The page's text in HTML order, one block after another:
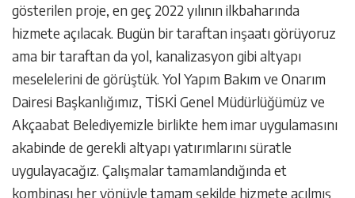
gösterilen proje, en geç 2022 yılının ilkbaharında
hizmete açılacak. Bugün bir taraftan inşaatı görüyoruz
ama bir taraftan da yol, kanalizasyon gibi altyapı
meselelerini de görüştük. Yol Yapım Bakım ve Onarım
Dairesi Başkanlığımız, TİSKİ Genel Müdürlüğümüz ve
Akçaabat Belediyemizle birlikte hem imar uygulamasını
akabinde de gerekli altyapı yatırımlarını süratle
uygulayacağız. Çalışmalar tamamlandığında et
kombinası her yönüyle tamam şekilde hizmete açılmış